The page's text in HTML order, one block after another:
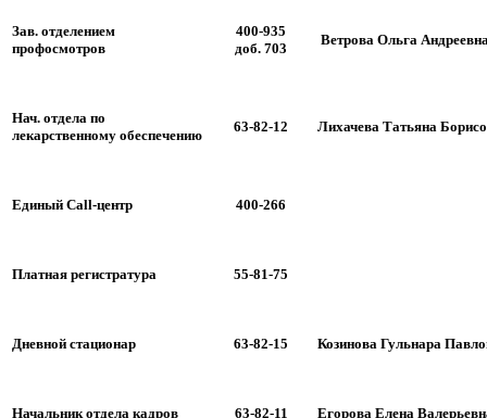
Зав. отделением
профосмотров
400-935
доб. 703
Ветрова Ольга
Нач. отдела по
лекарственному обеспечению
63-82-12 Лихачева Татьяна
Единый Call-центр 400-266
Платная регистратура 55-81-75
Дневной стационар 63-82-15 Козинова Гульнара
Начальник отдела кадров 63-82-11 Егорова Елена